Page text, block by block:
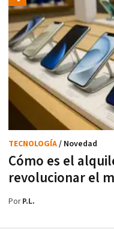
Cómo es el
revolucionar el
TECNOLOGÍA/ Novedad
PorP.L.